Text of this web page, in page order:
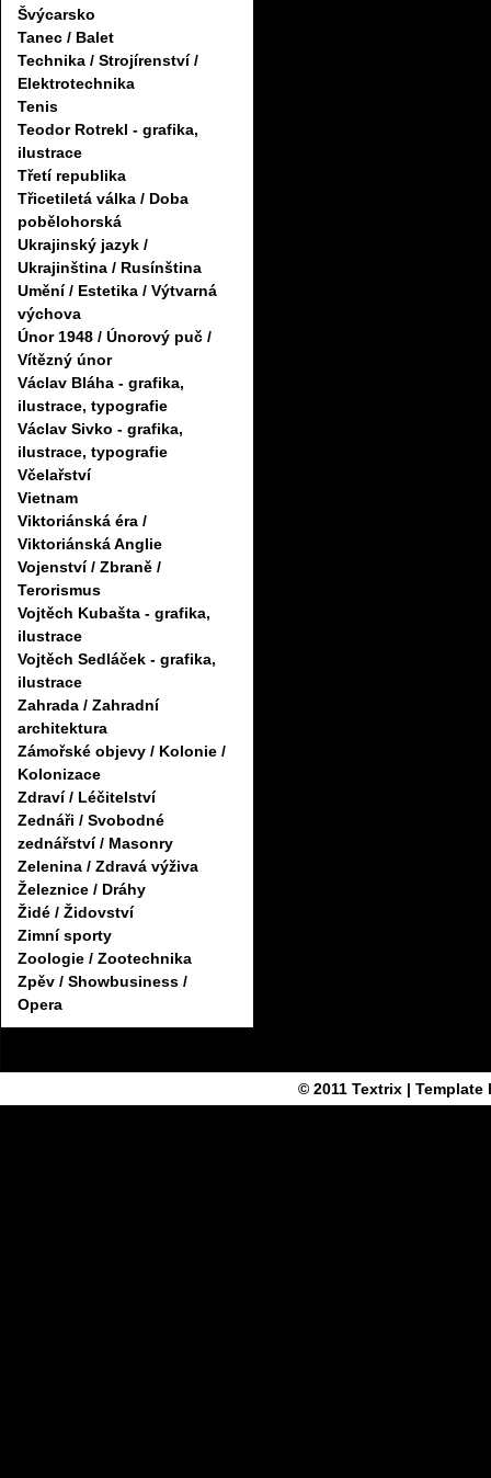
Švýcarsko
Tanec / Balet
Technika / Strojírenství /
Elektrotechnika
Tenis
Teodor Rotrekl - grafika,
ilustrace
Třetí republika
Třicetiletá válka / Doba
pobělohorská
Ukrajinský jazyk /
Ukrajinština / Rusínština
Umění / Estetika / Výtvarná
výchova
Únor 1948 / Únorový puč /
Vítězný únor
Václav Bláha - grafika,
ilustrace, typografie
Václav Sivko - grafika,
ilustrace, typografie
Včelařství
Vietnam
Viktoriánská éra /
Viktoriánská Anglie
Vojenství / Zbraně /
Terorismus
Vojtěch Kubašta - grafika,
ilustrace
Vojtěch Sedláček - grafika,
ilustrace
Zahrada / Zahradní
architektura
Zámořské objevy / Kolonie /
Kolonizace
Zdraví / Léčitelství
Zednáři / Svobodné
zednářství / Masonry
Zelenina / Zdravá výživa
Železnice / Dráhy
Židé / Židovství
Zimní sporty
Zoologie / Zootechnika
Zpěv / Showbusiness /
Opera
© 2011 Textrix| Template